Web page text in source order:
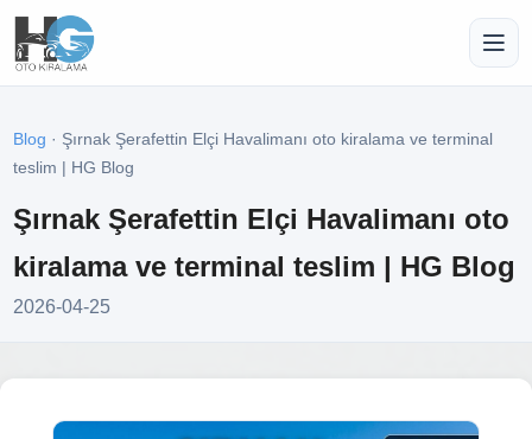
Blog · Şırnak Şerafettin Elçi Havalimanı oto kiralama ve terminal
teslim | HG Blog
Şırnak Şerafettin Elçi Havalimanı oto
kiralama ve terminal teslim | HG Blog
2026-04-25